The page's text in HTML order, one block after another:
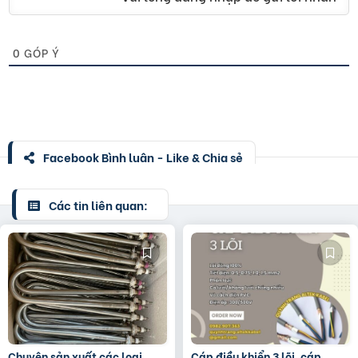
0 GÓP Ý
Facebook Bình luận - Like & Chia sẻ
Các tin liên quan: